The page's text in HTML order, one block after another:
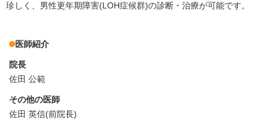
珍しく、男性更年期障害(LOH症候群)の診断・治療が可能です。
医師紹介
院長
佐田 公範
その他の医師
佐田 英信(前院長)